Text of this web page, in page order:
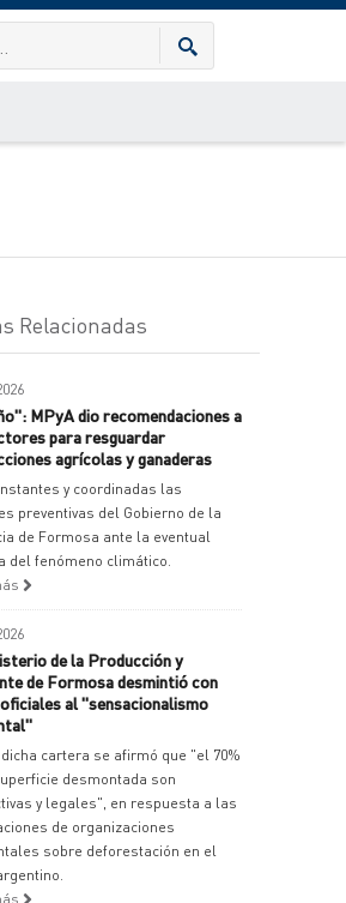
Relacionadas
MPyA dio recomendaciones a
para resguardar
agrícolas y ganaderas
y coordinadas las
preventivas del Gobierno de la
de Formosa ante la eventual
del fenómeno climático.
de la Producción y
de Formosa desmintió con
al "sensacionalismo
cartera se afirmó que "el 70%
desmontada son
y legales", en respuesta a las
de organizaciones
sobre deforestación en el